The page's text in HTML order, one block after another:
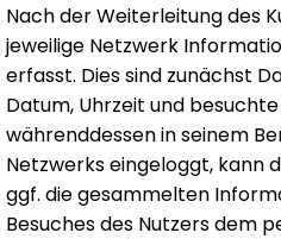
Nach der Weiterleitung des
jeweilige Netzwerk
erfasst. Dies sind zunächst
Datum, Uhrzeit und
währenddessen in seinem
Netzwerks eingeloggt, kann
ggf. die gesammelten
Besuches des Nutzers dem